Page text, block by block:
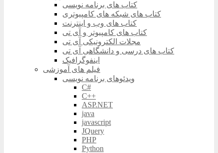
کتاب های برنامه نویسی
کتاب های شبکه های کامپیوتری
کتاب های وب و اینترنت
کتاب های کامپیوتر و آی تی
مجلات الکترونیکی آی تی
کتاب های درسی و دانشگاهی آی تی
اینفوگرافیک
فیلم های آموزشی
ویدئوهای برنامه نویسی
C#
C++
ASP.NET
java
javascript
JQuery
PHP
Python